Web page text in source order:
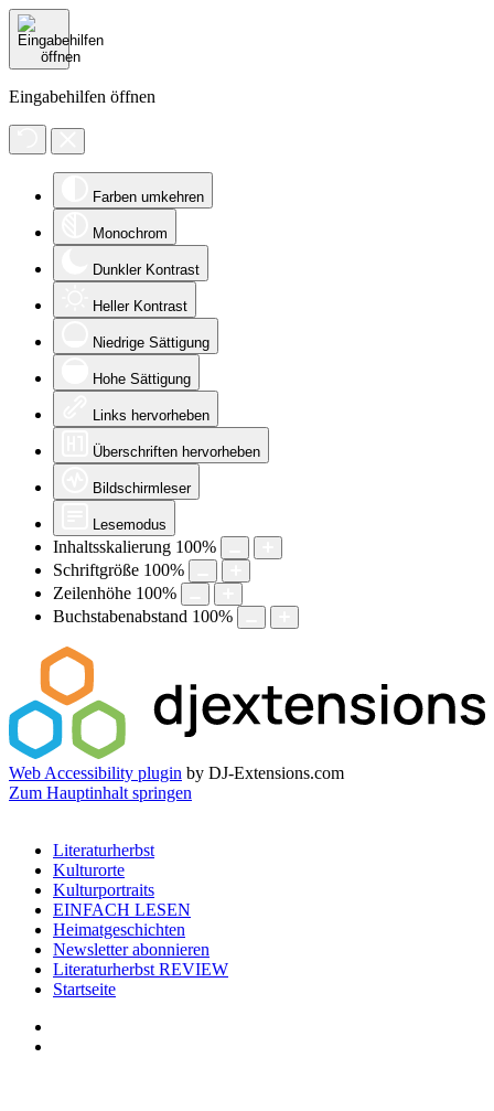
Eingabehilfen öffnen
Farben umkehren
Monochrom
Dunkler Kontrast
Heller Kontrast
Niedrige Sättigung
Hohe Sättigung
Links hervorheben
Überschriften hervorheben
Bildschirmleser
Lesemodus
Inhaltsskalierung 100%
Schriftgröße 100%
Zeilenhöhe 100%
Buchstabenabstand 100%
Web Accessibility plugin by DJ-Extensions.com
Zum Hauptinhalt springen
Literaturherbst
Kulturorte
Kulturportraits
EINFACH LESEN
Heimatgeschichten
Newsletter abonnieren
Literaturherbst REVIEW
Startseite